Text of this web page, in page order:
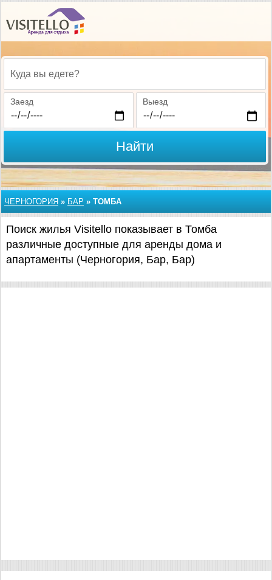
Куда вы едете?
Заезд Выезд
Найти
ЧЕРНОГОРИЯ » БАР » ТОМБА
Поиск жилья Visitello показывает в Томба
различные доступные для аренды дома и
апартаменты (Черногория, Бар, Бар)